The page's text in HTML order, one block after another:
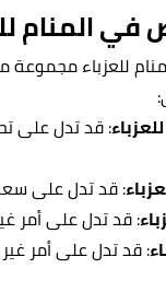
في المنام
للعزباء مجموعة
:قد تدل على
: قد تدل على سعة
: قد تدل على أمر
: قد تدل على أمر